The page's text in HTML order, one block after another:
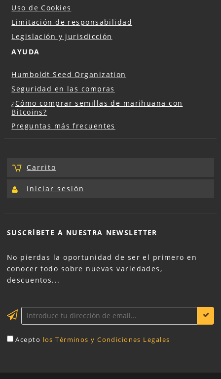
Uso de Cookies
Limitación de responsabilidad
Legislación y jurisdicción
AYUDA
Humboldt Seed Organization
Seguridad en las compras
¿Cómo comprar semillas de marihuana con
Bitcoins?
Preguntas más frecuentes
Carrito
Iniciar sesión
SUSCRÍBETE A NUESTRA NEWSLETTER
No pierdas la oportunidad de ser el primero en
conocer todo sobre nuevas variedades,
descuentos...
Acepto los Términos y Condiciones Legales